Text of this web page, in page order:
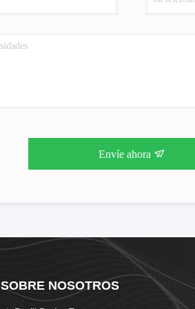
Envíe ahora
SOBRE NOSOTROS